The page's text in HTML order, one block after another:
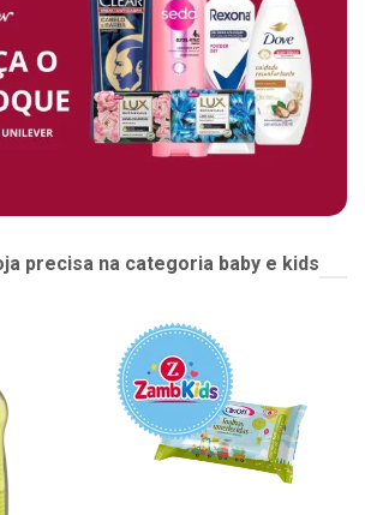
precisa na categoria baby e kids